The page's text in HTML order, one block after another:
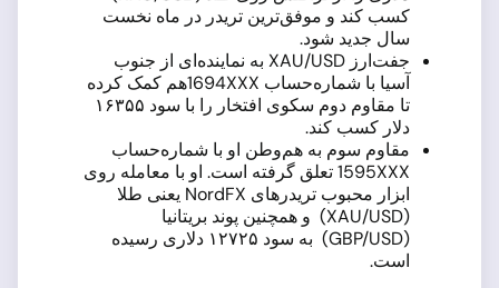
کسب کند و موفق‌ترین تریدر در ماه نخست
سال جدید شود.
جفت‌ارز XAU/USD به نماینده‌ای از جنوب
آسیا با شماره‌حساب 1694XXXهم کمک کرده
تا مقاوم دوم سکوی افتخار را با سود ۱۶۳۵۵
دلار کسب کند.
مقاوم سوم به هم‌وطن او با شماره‌حساب
1595XXX تعلق گرفته است. او با معامله روی
ابزار محبوب تریدرهای NordFX یعنی طلا
(XAU/USD) و همچنین پوند بریتانیا
(GBP/USD) به سود ۱۲۷۲۵ دلاری رسیده
است.